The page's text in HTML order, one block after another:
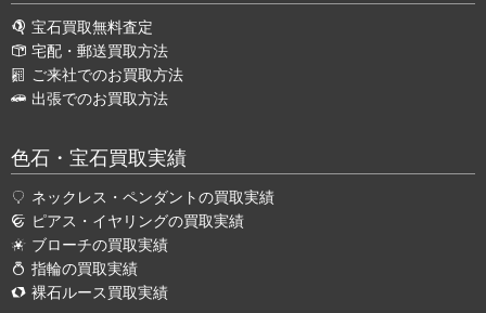
宝石買取無料査定
宅配・郵送買取方法
ご来社でのお買取方法
出張でのお買取方法
色石・宝石買取実績
ネックレス・ペンダントの買取実績
ピアス・イヤリングの買取実績
ブローチの買取実績
指輪の買取実績
裸石ルース買取実績